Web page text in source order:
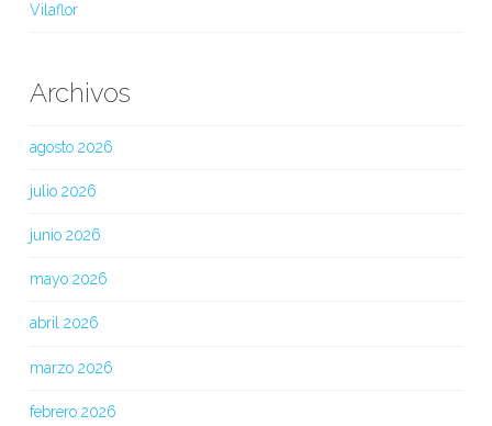
Vilaflor
Archivos
agosto 2026
julio 2026
junio 2026
mayo 2026
abril 2026
marzo 2026
febrero 2026